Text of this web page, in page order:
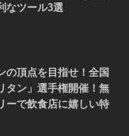
なツール3選
の頂点を目指せ！全国
タン」選手権開催！無
ーで飲食店に嬉しい特